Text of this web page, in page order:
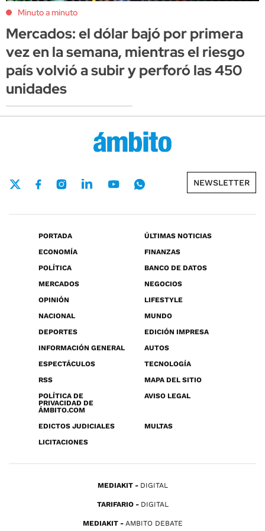
Minuto a minuto
Mercados: el dólar bajó por primera
vez en la semana, mientras el riesgo
país volvió a subir y perforó las 450
unidades
NEWSLETTER
PORTADA
ÚLTIMAS NOTICIAS
ECONOMÍA
FINANZAS
POLÍTICA
BANCO DE DATOS
MERCADOS
NEGOCIOS
OPINIÓN
LIFESTYLE
NACIONAL
MUNDO
DEPORTES
EDICIÓN IMPRESA
INFORMACIÓN GENERAL
AUTOS
ESPECTÁCULOS
TECNOLOGÍA
RSS
MAPA DEL SITIO
POLÍTICA DE
PRIVACIDAD DE
ÁMBITO.COM
AVISO LEGAL
EDICTOS JUDICIALES
MULTAS
LICITACIONES
MEDIAKIT DIGITAL
TARIFARIO DIGITAL
MEDIAKIT AMBITO DEBATE